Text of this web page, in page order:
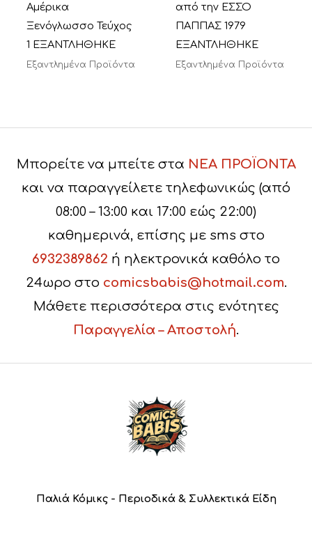
Αμέρικα
Ξενόγλωσσο Τεύχος
1 ΕΞΑΝΤΛΗΘΗΚΕ
Εξαντλημένα Προϊόντα
από την ΕΣΣΟ
ΠΑΠΠΑΣ 1979
ΕΞΑΝΤΛΗΘΗΚΕ
Εξαντλημένα Προϊόντα
Μπορείτε να μπείτε στα ΝΕΑ ΠΡΟΪΟΝΤΑ
και να παραγγείλετε τηλεφωνικώς (από
08:00 – 13:00 και 17:00 εώς 22:00)
καθημερινά, επίσης με sms στο
6932389862 ή ηλεκτρονικά καθόλο το
24ωρο στο comicsbabis@hotmail.com.
Μάθετε περισσότερα στις ενότητες
Παραγγελία – Αποστολή.
Παλιά Κόμικς - Περιοδικά & Συλλεκτικά Είδη